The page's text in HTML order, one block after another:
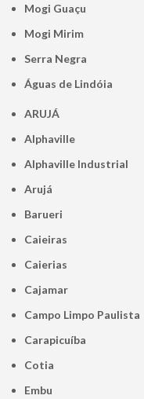
Mogi Guaçu
Mogi Mirim
Serra Negra
Águas de Lindóia
ARUJÁ
Alphaville
Alphaville Industrial
Arujá
Barueri
Caieiras
Caierias
Cajamar
Campo Limpo Paulista
Carapicuíba
Cotia
Embu